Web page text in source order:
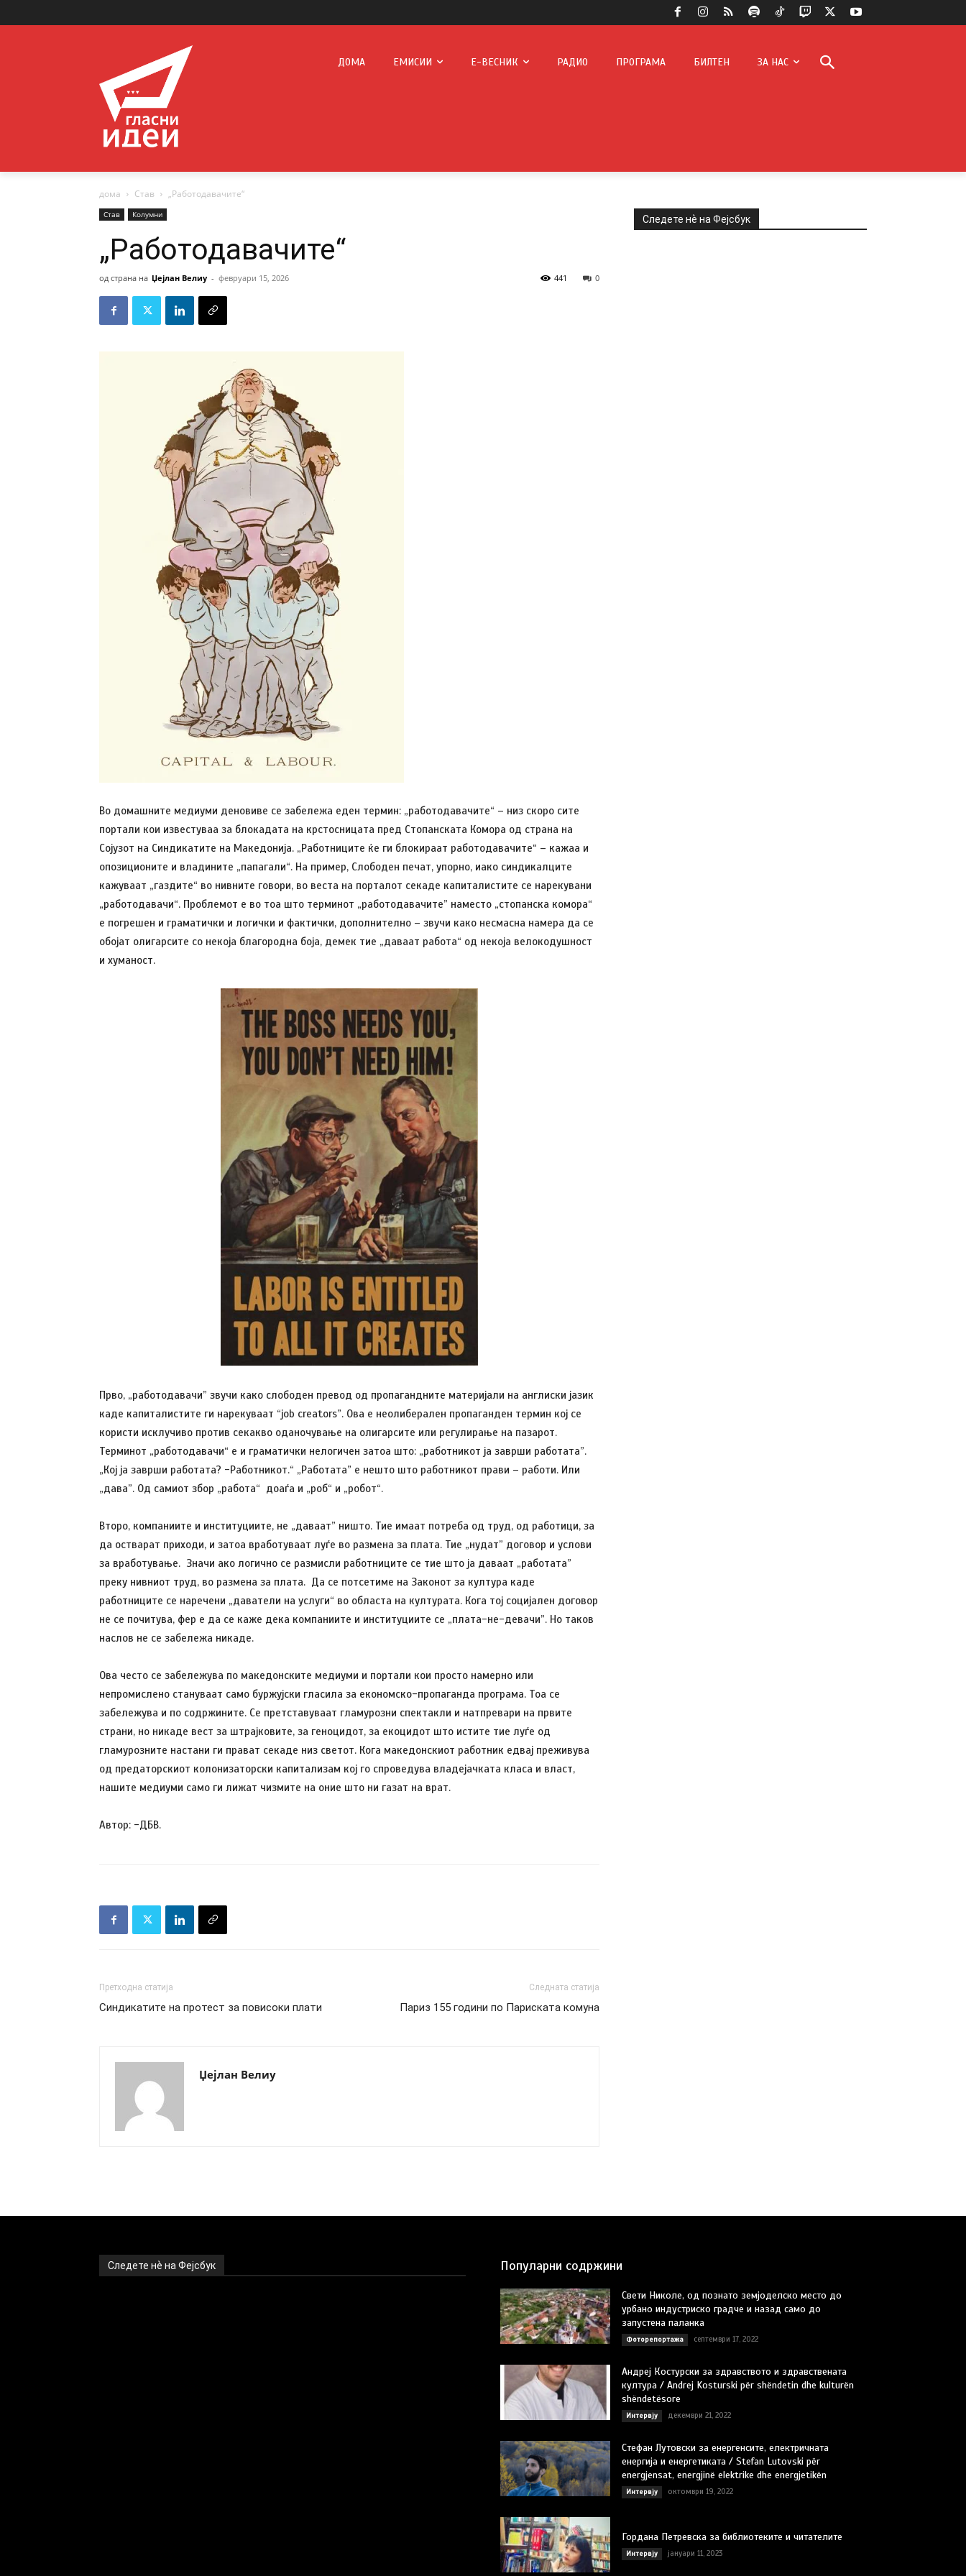
ДОМА ЕМИСИИ Е-ВЕСНИК РАДИО ПРОГРАМА БИЛТЕН ЗА НАС
дома Став „Работодавачите“
Став Колумни
„Работодавачите“
од страна на Џејлан Велиу - февруари 15, 2026 0
441
Во домашните медиуми деновиве се забележа еден термин: „работодавачите“ – низ скоро сите
портали кои известуваа за блокадата на крстосницата пред Стопанската Комора од страна на
Сојузот на Синдикатите на Македонија. „Работниците ќе ги блокираат работодавачите“ – кажаа и
опозиционите и владините „папагали“. На пример, Слободен печат, упорно, иако синдикалците
кажуваат „газдите“ во нивните говори, во веста на порталот секаде капиталистите се нарекувани
„работодавачи“. Проблемот е во тоа што терминот „работодавачите” наместо „стопанска комора“
е погрешен и граматички и логички и фактички, дополнително – звучи како несмасна намера да се
обојат олигарсите со некоја благородна боја, демек тие „даваат работа“ од некоја велокодушност
и хуманост.
Прво, „работодавачи” звучи како слободен превод од пропагандните материјали на англиски јазик
каде капиталистите ги нарекуваат “job creators”. Ова е неолиберален пропаганден термин кој се
користи исклучиво против секакво оданочување на олигарсите или регулирање на пазарот.
Терминот „работодавачи“ е и граматички нелогичен затоа што: „работникот ја заврши работата”.
„Кој ја заврши работата? -Работникот.“ „Работата” е нешто што работникот прави – работи. Или
„дава”. Од самиот збор „работа“ доаѓа и „роб“ и „робот“.
Второ, компаниите и институциите, не „даваат” ништо. Тие имаат потреба од труд, од работици, за
да остварат приходи, и затоа вработуваат луѓе во размена за плата. Тие „нудат” договор и услови
за вработување. Значи ако логично се размисли работниците се тие што ја даваат „работата”
преку нивниот труд, во размена за плата. Да се потсетиме на Законот за култура каде
работниците се наречени „даватели на услуги“ во областа на културата. Кога тој социјален договор
не се почитува, фер е да се каже дека компаниите и институциите се „плата-не-девачи”. Но таков
наслов не се забележа никаде.
Ова често се забележува по македонските медиуми и портали кои просто намерно или
непромислено стануваат само буржујски гласила за економско-пропаганда програма. Тоа се
забележува и по содржините. Се претставуваат гламурозни спектакли и натпревари на првите
страни, но никаде вест за штрајковите, за геноцидот, за екоцидот што истите тие луѓе од
гламурозните настани ги прават секаде низ светот. Кога македонскиот работник едвај преживува
од предаторскиот колонизаторски капитализам кој го спроведува владејачката класа и власт,
нашите медиуми само ги лижат чизмите на оние што ни газат на врат.
Автор: -ДБВ.
Претходна статија
Синдикатите на протест за повисоки плати
Следната статија
Париз 155 години по Париската комуна
Џејлан Велиу
Следете нѐ на Фејсбук
Следете нѐ на Фејсбук Популарни содржини
Свети Николе, од познато земјоделско место до
урбано индустриско градче и назад само до
запустена паланка
Фоторепортажа септември 17, 2022
Андреј Костурски за здравството и здравствената
култура / Andrej Kosturski për shëndetin dhe kulturën
shëndetësore
Интервју декември 21, 2022
Стефан Лутовски за енергенсите, електричната
енергија и енергетиката / Stefan Lutovski për
energjensat, energjinë elektrike dhe energjetikën
Интервју октомври 19, 2022
Гордана Петревска за библиотеките и читателите
Интервју јануари 11, 2023